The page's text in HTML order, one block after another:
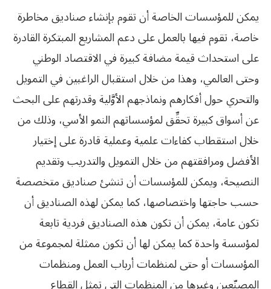
يمكن للمؤسسات الخاصة أن تقوم بإنشاء صناديق مخاطرة
خاصة، تقوم فيها بالعمل على دعم المشاريع المبتكرة القادرة
على استحداث قيمة مضافة كبيرة في الاقتصاد الوطني
وحتى العالمي، وهذا من خلال استقبال الراغبين في التمويل
والتحري حول أفكارهم ونماذجهم الأوَّلية وقدرتهم على البحث
عن أسواق كبيرة تحقِّق لمؤسساتهم النمو الأسي، وذلك من
خلال استقطاب كفاءات علمية وعملية قادرة على إختيار
الأفضل ومرافقتهم من خلال التمويل والتدريب وتقديم
النصيحة، ويمكن للمؤسسات أن تنشئ صناديق متخصصة
حسب حاجتها واختصاصها، كما يمكن لهذه الصناديق أن
تكون عامة، يمكن أن تكون هذه الصناديق فردية تابعة
لمؤسسة واحدة كما يمكن لها أن تكون ممثلة لمجموعة من
المؤسسات أو حتى لمنظمات أرباب العمل ومنظمات